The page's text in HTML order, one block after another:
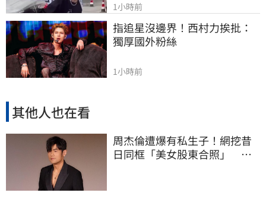
1小時前
指追星沒邊界！西村力挨批：
獨厚國外粉絲
1小時前
其他人也在看
周杰倫遭爆有私生子！網挖昔
日同框「美女股東合照」 杰